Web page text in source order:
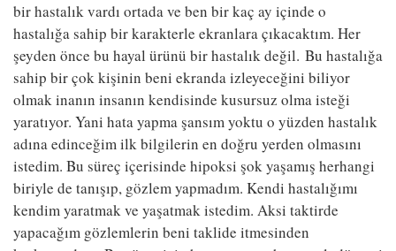
bir hastalık vardı ortada ve ben bir kaç ay içinde o
hastalığa sahip bir karakterle ekranlara çıkacaktım. Her
şeyden önce bu hayal ürünü bir hastalık değil. Bu hastalığa
sahip bir çok kişinin beni ekranda izleyeceğini biliyor
olmak inanın insanın kendisinde kusursuz olma isteği
yaratıyor. Yani hata yapma şansım yoktu o yüzden hastalık
adına edinceğim ilk bilgilerin en doğru yerden olmasını
istedim. Bu süreç içerisinde hipoksi şok yaşamış herhangi
biriyle de tanışıp, gözlem yapmadım. Kendi hastalığımı
kendim yaratmak ve yaşatmak istedim. Aksi taktirde
yapacağım gözlemlerin beni taklide itmesinden